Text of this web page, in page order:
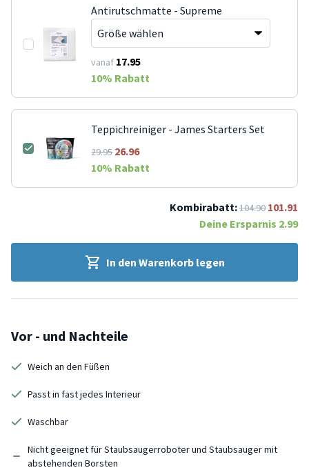
Antirutschmatte - Supreme
vanaf 17.95
10% Rabatt
Teppichreiniger - James Starters Set
29.9526.96
10% Rabatt
Kombirabatt:104.90 101.91
Deine Ersparnis 2.99
In den Warenkorb legen
Vor - und Nachteile
Weich an den Füßen
Passt in fast jedes Interieur
Waschbar
Nicht geeignet für Staubsaugerroboter und Staubsauger mit
abstehenden Borsten